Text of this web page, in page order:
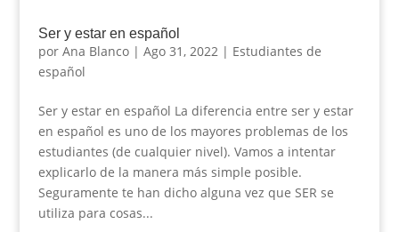
Ser y estar en español
por Ana Blanco| Ago 31, 2022| Estudiantes de
español
Ser y estar en español La diferencia entre ser y estar
en español es uno de los mayores problemas de los
estudiantes (de cualquier nivel). Vamos a intentar
explicarlo de la manera más simple posible.
Seguramente te han dicho alguna vez que SER se
utiliza para cosas...